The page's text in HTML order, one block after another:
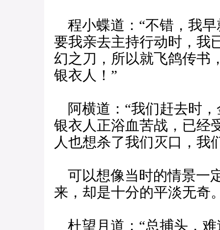
程小蝶道：“不错，我
要我亲去主持行动时，我
幻之刀，所以就飞鸽传书
银衣人！”
阿横道：“我们赶去时
银衣人正浴血苦战，已经
人也想杀了我们灭口，我
可以想像当时的情景一
来，却是十分的平淡无奇
杜望月道：“总捕头，